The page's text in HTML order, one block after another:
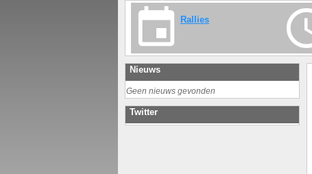
Rallies
Nieuws
Geen nieuws gevonden
Twitter